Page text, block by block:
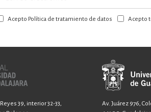
Acepto Política de tratamiento de datos Acepto
39, interior 32-33,
Av. Juárez 976,